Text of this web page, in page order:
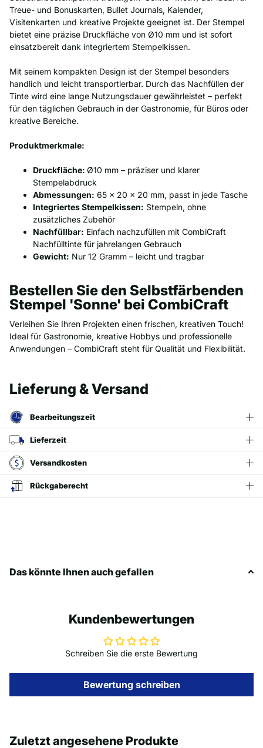
Treue- und Bonuskarten, Bullet Journals, Kalender,
Visitenkarten und kreative Projekte geeignet ist. Der Stempel
bietet eine präzise Druckfläche von Ø10 mm und ist sofort
einsatzbereit dank integriertem Stempelkissen.
Mit seinem kompakten Design ist der Stempel besonders
handlich und leicht transportierbar. Durch das Nachfüllen der
Tinte wird eine lange Nutzungsdauer gewährleistet – perfekt
für den täglichen Gebrauch in der Gastronomie, für Büros oder
kreative Bereiche.
Produktmerkmale:
Druckfläche: Ø10 mm – präziser und klarer
Stempelabdruck
Abmessungen: 65 x 20 x 20 mm, passt in jede Tasche
Integriertes Stempelkissen: Stempeln, ohne
zusätzliches Zubehör
Nachfüllbar: Einfach nachzufüllen mit CombiCraft
Nachfülltinte für jahrelangen Gebrauch
Gewicht: Nur 12 Gramm – leicht und tragbar
Bestellen Sie den Selbstfärbenden
Stempel 'Sonne' bei CombiCraft
Verleihen Sie Ihren Projekten einen frischen, kreativen Touch!
Ideal für Gastronomie, kreative Hobbys und professionelle
Anwendungen – CombiCraft steht für Qualität und Flexibilität.
Lieferung & Versand
Bearbeitungszeit
Lieferzeit
Versandkosten
Rückgaberecht
Das könnte Ihnen auch gefallen
Kundenbewertungen
Schreiben Sie die erste Bewertung
Bewertung schreiben
Zuletzt angesehene Produkte